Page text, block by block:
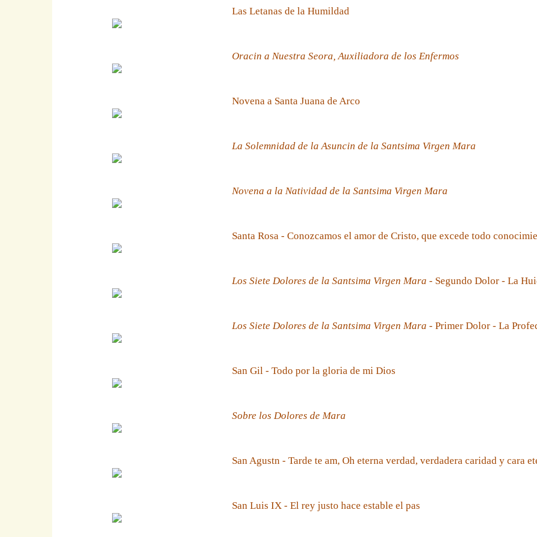
Las Letanas de la Humildad
Oracin a Nuestra Seora, Auxiliadora de los Enfermos
Novena a Santa Juana de Arco
La Solemnidad de la Asuncin de la Santsima Virgen Mara
Novena a la Natividad de la Santsima Virgen Mara
Santa Rosa - Conozcamos el amor de Cristo, que excede todo
Los Siete Dolores de la Santsima Virgen Mara - Segundo Dolor - La
Los Siete Dolores de la Santsima Virgen Mara - Primer Dolor - La
San Gil - Todo por la gloria de mi Dios
Sobre los Dolores de Mara
San Agustn - Tarde te am, Oh eterna verdad, verdadera caridad y cara
San Luis IX - El rey justo hace estable el pas